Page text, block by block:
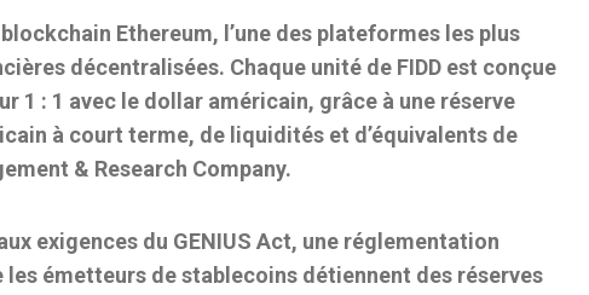
blockchain Ethereum, l’une des plateformes les plus
décentralisées. Chaque unité de FIDD est conçue
1 : 1 avec le dollar américain, grâce à une réserve
à court terme, de liquidités et d’équivalents de
& Research Company.
exigences du GENIUS Act, une réglementation
émetteurs de stablecoins détiennent des réserves